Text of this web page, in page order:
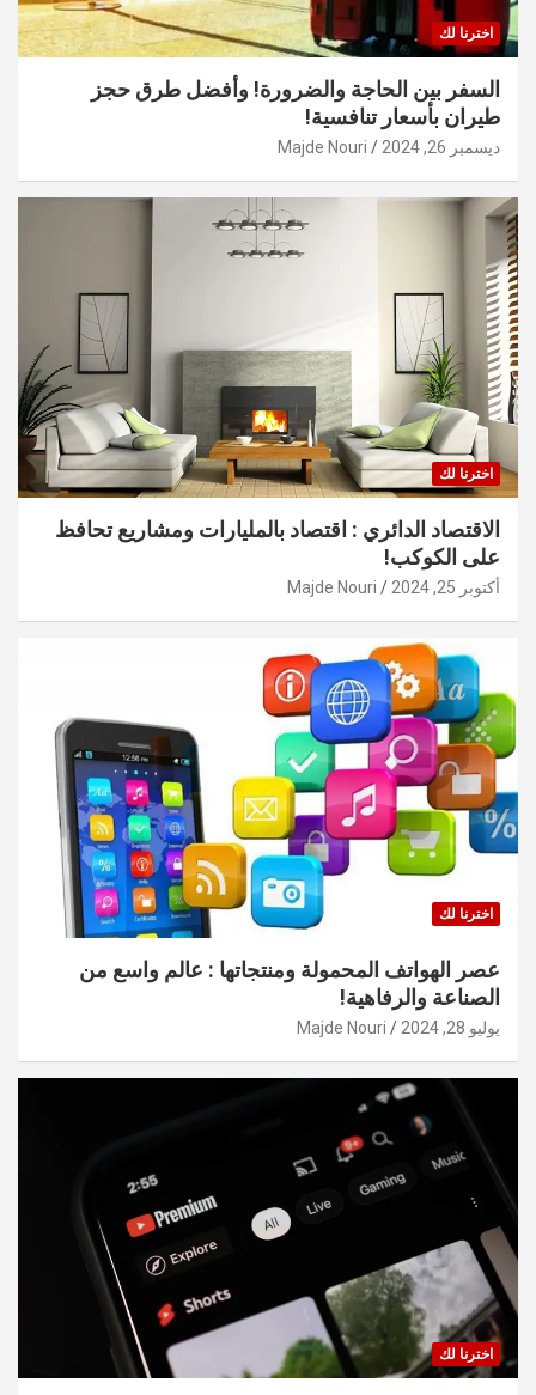
اخترنا لك
السفر بين الحاجة والضرورة! وأفضل طرق حجز
طيران بأسعار تنافسية!
ديسمبر 26, 2024 Majde Nouri
اخترنا لك
الاقتصاد الدائري : اقتصاد بالمليارات ومشاريع تحافظ
على الكوكب!
أكتوبر 25, 2024 Majde Nouri
اخترنا لك
عصر الهواتف المحمولة ومنتجاتها : عالم واسع من
الصناعة والرفاهية!
يوليو 28, 2024 Majde Nouri
اخترنا لك